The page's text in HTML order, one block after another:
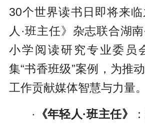
30个世界读书日即将来
人·班主任》杂志联合湖
小学阅读研究专业委员
集“书香班级”案例，为推
工作贡献媒体智慧与力量。
· 《年轻人·班主任》